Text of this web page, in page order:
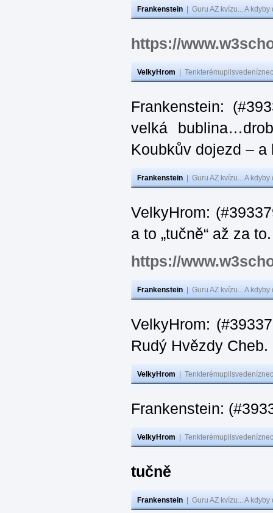
Frankenstein Guru AZ kvízu... A
https://
VelkyHrom
Frankenstein:
velká
Koubkův dojezd –
Frankenstein Guru AZ kvízu... A
VelkyHrom:
a to „tučně“ až za
https://
Frankenstein Guru AZ kvízu... A
VelkyHrom:
Rudý Hvězdy Cheb.
VelkyHrom
Frankenstein:
VelkyHrom
tučně
Frankenstein Guru AZ kvízu... A